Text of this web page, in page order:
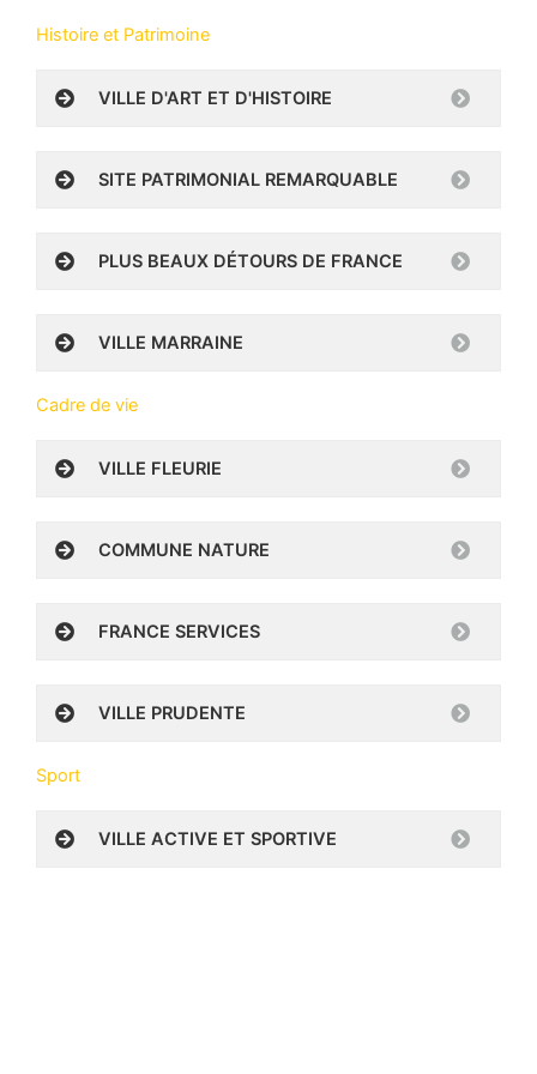
Histoire et Patrimoine
VILLE D'ART ET D'HISTOIRE
SITE PATRIMONIAL REMARQUABLE
PLUS BEAUX DÉTOURS DE FRANCE
VILLE MARRAINE
Cadre de vie
VILLE FLEURIE
COMMUNE NATURE
FRANCE SERVICES
VILLE PRUDENTE
Sport
VILLE ACTIVE ET SPORTIVE